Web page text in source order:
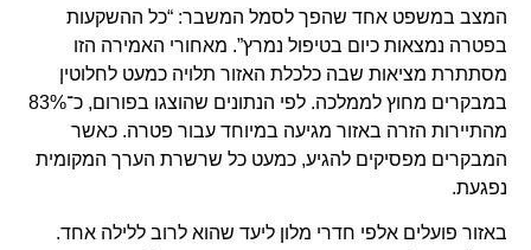
המצב במשפט אחד שהפך לסמל המשבר: “כל ההשקעות
בפטרה נמצאות כיום בטיפול נמרץ”. מאחורי האמירה הזו
מסתתרת מציאות שבה כלכלת האזור תלויה כמעט לחלוטין
במבקרים מחוץ לממלכה. לפי הנתונים שהוצגו בפורום, כ־83%
מהתיירות הזרה באזור מגיעה במיוחד עבור פטרה. כאשר
המבקרים מפסיקים להגיע, כמעט כל שרשרת הערך המקומית
נפגעת.
באזור פועלים אלפי חדרי מלון ליעד שהוא לרוב ללילה אחד.